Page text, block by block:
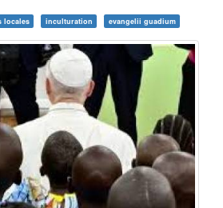
locales inculturation
evangelii guadium